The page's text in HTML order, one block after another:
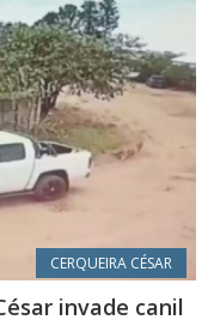
CERQUEIRA CÉSAR
invade canil